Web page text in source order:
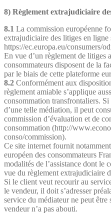
8) Règlement extrajudiciaire
8.1 La commission européenne
extrajudiciaire des litiges en ligne
https://ec.europa.eu/consumers/
En vue d’un règlement de litiges
consommateurs disposent de la
par le biais de cette plateforme
8.2 Conformément aux
règlement amiable s’applique
consommation transfrontaliers.
d’une telle médiation, il peut
commission d’évaluation et de
consommation (http://
conso/commission).
Ce site internet fournit
européen des consommateurs
modalités de l’assistance dont le
vue du règlement extrajudiciaire
Si le client veut recourir au
le vendeur, il doit s’adresser
service du médiateur ne peut
vendeur n’a pas abouti.